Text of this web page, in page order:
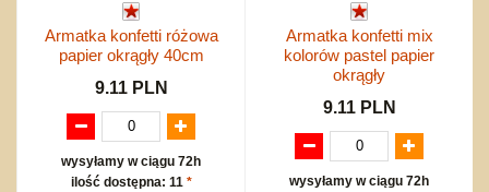
Armatka konfetti różowa
papier okrągły 40cm
9.11 PLN
wysyłamy w ciągu 72h
ilość dostępna: 11 *
Armatka konfetti mix
kolorów pastel papier
okrągły
9.11 PLN
wysyłamy w ciągu 72h